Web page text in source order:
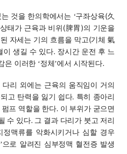
것을 한의학에서는 ‘구좌상육(久
태가 근육과 비위(脾胃)의 기운을
자세는 기의 흐름을 막고(기체 氣
생길 수 있다. 장시간 운전 후 느
은 이러한 ‘정체’에서 시작된다.
리 외에는 근육의 움직임이 거의
고 탄력을 잃기 쉽다. 특히 종아리
프 역할을 한다. 이 부위가 굳으면
수 있다. 그 결과 다리가 붓고 저리
맥류를 악화시키거나 심할 경우
’으로 알려진 심부정맥 혈전증 발생